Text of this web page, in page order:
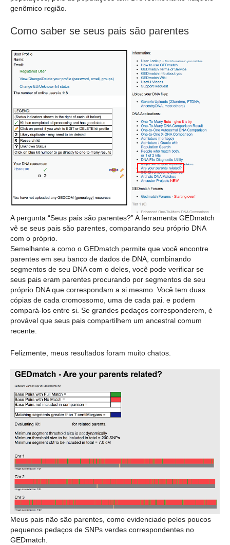
genômico região.
Como saber se seus pais são parentes
A pergunta “Seus pais são parentes?” A ferramenta GEDmatch
vê se seus pais são parentes, comparando seu próprio DNA
com o próprio.
Semelhante a como o GEDmatch permite que você encontre
parentes em seu banco de dados de DNA, combinando
segmentos de seu DNA com o deles, você pode verificar se
seus pais eram parentes procurando por segmentos de seu
próprio DNA que correspondam a si mesmo. Você tem duas
cópias de cada cromossomo, uma de cada pai. e podem
compará-los entre si. Se grandes pedaços corresponderem, é
provável que seus pais compartilhem um ancestral comum
recente.
Felizmente, meus resultados foram muito chatos.
Meus pais não são parentes, como evidenciado pelos poucos
pequenos pedaços de SNPs verdes correspondentes no
GEDmatch.